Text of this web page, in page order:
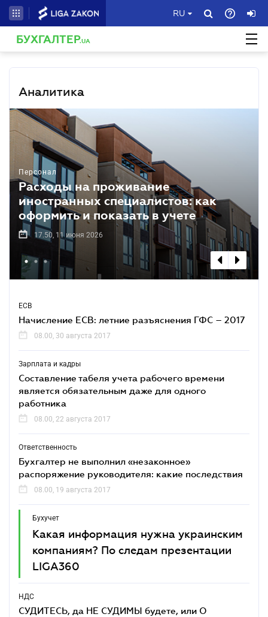
RU
БУХГАЛТЕР.UA
Аналитика
Персонал
Расходы на проживание
иностранных специалистов: как
оформить и показать в учете
17.50, 11 июня 2026
ЕСВ
Начисление ЕСВ: летние разъяснения ГФС – 2017
08.00, 30 августа 2017
Зарплата и кадры
Составление табеля учета рабочего времени
является обязательным даже для одного
работника
08.00, 22 августа 2017
Ответственность
Бухгалтер не выполнил «незаконное»
распоряжение руководителя: какие последствия
08.00, 19 августа 2017
Бухучет
Какая информация нужна украинским
компаниям? По следам презентации
LIGA360
НДС
СУДИТЕСЬ, да НЕ СУДИМЫ будете, или О